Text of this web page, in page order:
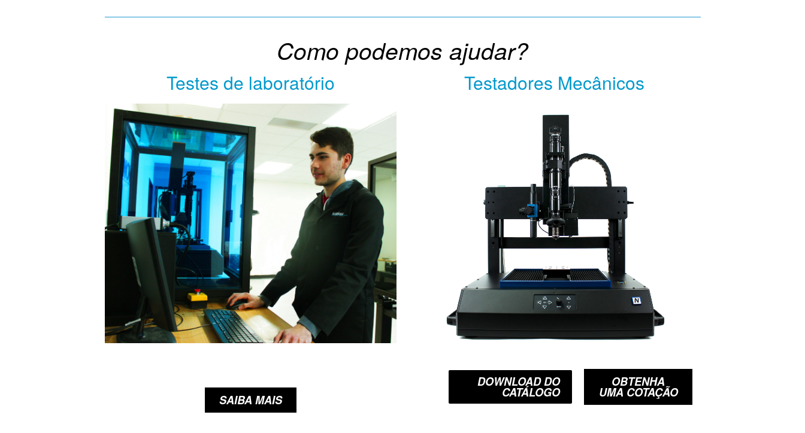
Como podemos ajudar?
Testes de laboratório
SAIBA MAIS
Testadores Mecânicos
DOWNLOAD DO
CATÁLOGO
OBTENHA
UMA COTAÇÃO